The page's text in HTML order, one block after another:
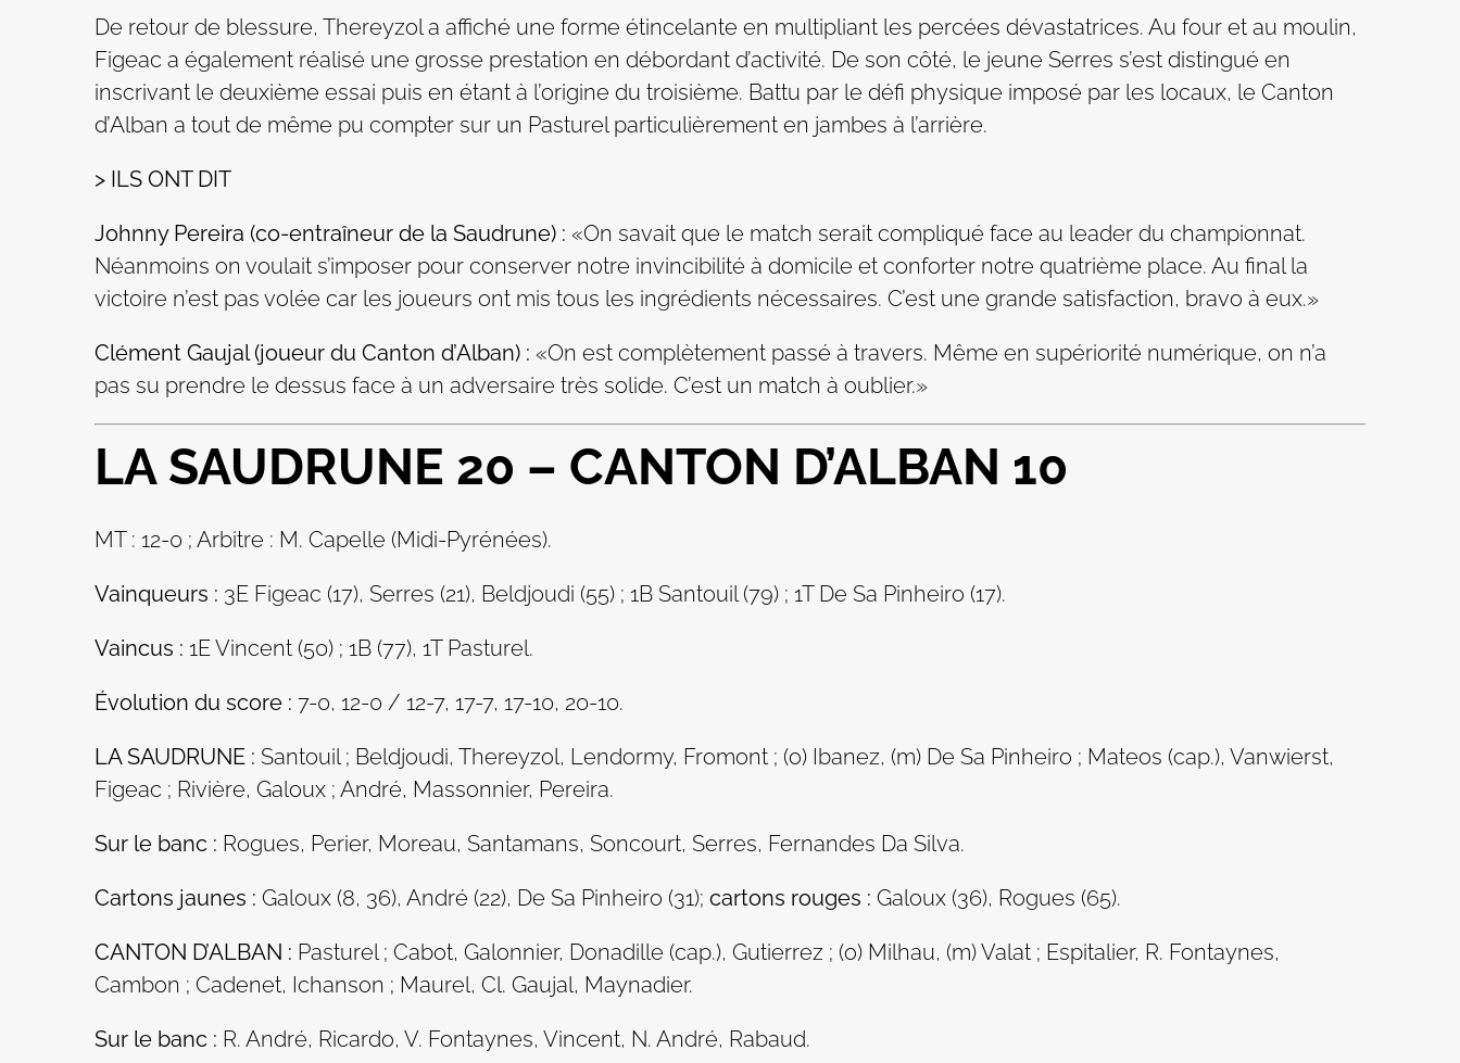
De retour de blessure, Thereyzol a affiché une forme étincelante en multipliant les percées dévastatrices. Au four et au moulin,
Figeac a également réalisé une grosse prestation en débordant d’activité. De son côté, le jeune Serres s’est distingué en
inscrivant le deuxième essai puis en étant à l’origine du troisième. Battu par le défi physique imposé par les locaux, le Canton
d’Alban a tout de même pu compter sur un Pasturel particulièrement en jambes à l’arrière.
> ILS ONT DIT
Johnny Pereira (co-entraîneur de la Saudrune) : «On savait que le match serait compliqué face au leader du championnat.
Néanmoins on voulait s’imposer pour conserver notre invincibilité à domicile et conforter notre quatrième place. Au final la
victoire n’est pas volée car les joueurs ont mis tous les ingrédients nécessaires. C’est une grande satisfaction, bravo à eux.»
Clément Gaujal (joueur du Canton d’Alban) : «On est complètement passé à travers. Même en supériorité numérique, on n’a
pas su prendre le dessus face à un adversaire très solide. C’est un match à oublier.»
LA SAUDRUNE 20 – CANTON D’ALBAN 10
MT : 12-0 ; Arbitre : M. Capelle (Midi-Pyrénées).
Vainqueurs : 3E Figeac (17), Serres (21), Beldjoudi (55) ; 1B Santouil (79) ; 1T De Sa Pinheiro (17).
Vaincus : 1E Vincent (50) ; 1B (77), 1T Pasturel.
Évolution du score : 7-0, 12-0 / 12-7, 17-7, 17-10, 20-10.
LA SAUDRUNE : Santouil ; Beldjoudi, Thereyzol, Lendormy, Fromont ; (o) Ibanez, (m) De Sa Pinheiro ; Mateos (cap.), Vanwierst,
Figeac ; Rivière, Galoux ; André, Massonnier, Pereira.
Sur le banc : Rogues, Perier, Moreau, Santamans, Soncourt, Serres, Fernandes Da Silva.
Cartons jaunes : Galoux (8, 36), André (22), De Sa Pinheiro (31); cartons rouges : Galoux (36), Rogues (65).
CANTON D’ALBAN : Pasturel ; Cabot, Galonnier, Donadille (cap.), Gutierrez ; (o) Milhau, (m) Valat ; Espitalier, R. Fontaynes,
Cambon ; Cadenet, Ichanson ; Maurel, Cl. Gaujal, Maynadier.
Sur le banc : R. André, Ricardo, V. Fontaynes, Vincent, N. André, Rabaud.